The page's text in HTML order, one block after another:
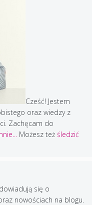
Cześć! Jestem
oraz wiedzy z
Zachęcam do
Możesz też śledzić
się o
nowościach na blogu.